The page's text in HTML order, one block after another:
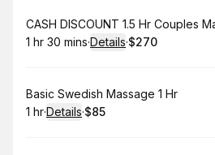
Book
CASH DISCOUNT 1.5 Hr Couples
. Duration:
1 hr 30 mins·Details·
.Price
$270
Book
Basic Swedish Massage 1 Hr
. Duration:
1 hr·Details·
.Price
$85